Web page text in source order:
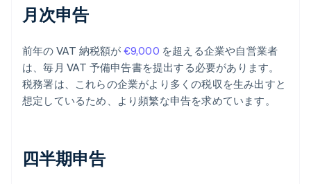
月次申告
前年の VAT 納税額が €9,000 を超える企業や自営業者
は、毎月 VAT 予備申告書を提出する必要があります。
税務署は、これらの企業がより多くの税収を生み出すと
想定しているため、より頻繁な申告を求めています。
四半期申告